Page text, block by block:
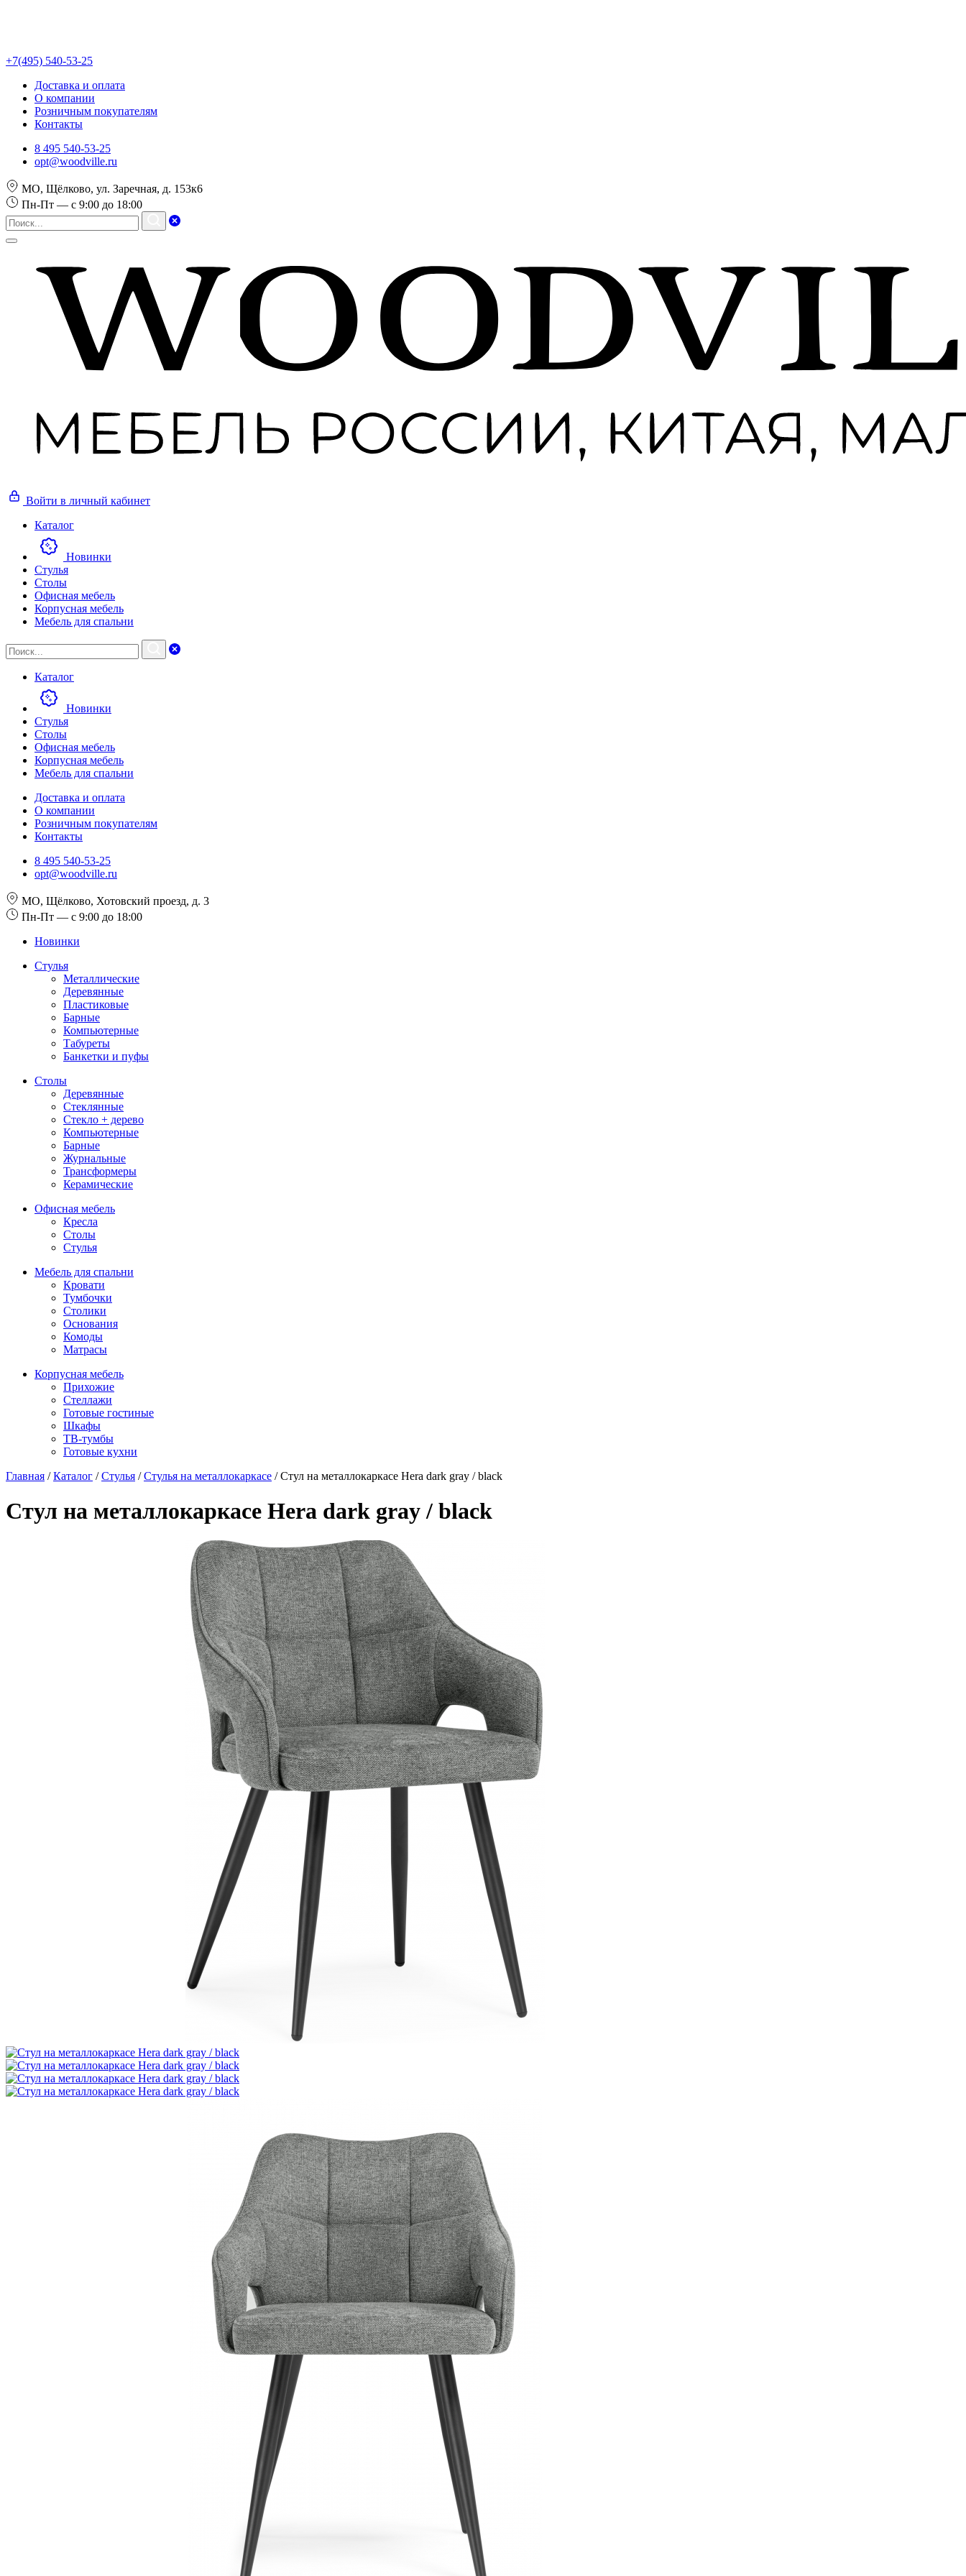
+7(495) 540-53-25
Доставка и оплата
О компании
Розничным покупателям
Контакты
8 495 540-53-25
opt@woodville.ru
МО, Щёлково, ул. Заречная, д. 153к6
Пн-Пт — с 9:00 до 18:00
Войти в личный кабинет
Каталог
Новинки
Стулья
Столы
Офисная мебель
Корпусная мебель
Мебель для спальни
Каталог
Новинки
Стулья
Столы
Офисная мебель
Корпусная мебель
Мебель для спальни
Доставка и оплата
О компании
Розничным покупателям
Контакты
8 495 540-53-25
opt@woodville.ru
МО, Щёлково, Хотовский проезд, д. 3
Пн-Пт — с 9:00 до 18:00
Новинки
Стулья
Металлические
Деревянные
Пластиковые
Барные
Компьютерные
Табуреты
Банкетки и пуфы
Столы
Деревянные
Стеклянные
Стекло + дерево
Компьютерные
Барные
Журнальные
Трансформеры
Керамические
Офисная мебель
Кресла
Столы
Стулья
Мебель для спальни
Кровати
Тумбочки
Столики
Основания
Комоды
Матрасы
Корпусная мебель
Прихожие
Стеллажи
Готовые гостиные
Шкафы
ТВ-тумбы
Готовые кухни
Главная /Каталог /Стулья /Стулья на металлокаркасе /Стул на металлокаркасе Hera dark gray / black
Стул на металлокаркасе Hera dark gray / black